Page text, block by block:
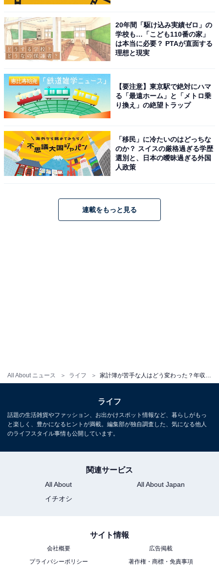
All About ニュース ライフ
は家計簿をつけ続けることが求められます。相談者の中
には毎月家計簿を見せに来られる方もいらっしゃいま
す。「家計簿を見せる」という負荷を自分に与えること
で苦手な家計簿をつけ続ける、そして見せる以上、少し
でも改善させたいという気持ちから節約意識が高まると
いうように、「人・お金」を使うことで相乗効果が生ま
れます。
「家計管理」で夢のマイホームを取得できたAさ
んの話
＜登場人物＞
年収：300万円台
家族：夫婦、子ども（3歳）
資金計画には「住宅ローンの審査」と「住宅取得後の家
計」の2点を意識する必要があります。この2点をスムー
ズにするには、まずは家計を整え、無駄な支出は減ら
し、貯蓄を増やす。さらに、住宅ローンを返済しながら
でも教育費や老後資金などの資産形成ができるような家
したがってこのお客様も、希望する土地や建物に出会う
までの間、まずは強い家計を作るために、家計管理の
日々がスタートしました。Aさんの希望で家計簿を毎月
を毎月3万5000円できる家計に整えるという日々を続け
ていました。
20年間「駆け込み実績ゼロ」の
学校も…「こども110番の家」
は本当に必要？ PTAが直面する
理想と現実
【要注意】東京駅で絶対にハマ
る「最遠ホーム」と「メトロ乗
り換え」の絶望トラップ
「移民」に冷たいのはどっちな
のか？ スイスの厳格過ぎる学歴
選別と、日本の曖昧過ぎる外国
人政策
連載をもっと見る
ライフ
話題の生活雑貨やファッション、お出かけスポット情報など、暮らしがもっ
と楽しく、豊かになるヒントが満載。編集部が独自調査した、気になる他人
のライフスタイル事情も公開しています。
関連サービス
All About
All About Japan
イチオシ
サイト情報
会社概要
広告掲載
プライバシーポリシー
著作権・商標・免責事項